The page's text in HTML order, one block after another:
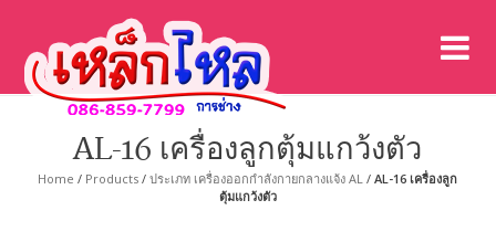
AL-16 เครื่องลูกตุ้มแกว้งตัว
Home / Products /ประเภท เครื่องออกกำลังกายกลางแจ้ง AL /AL-16 เครื่องลูก
ตุ้มแกว้งตัว